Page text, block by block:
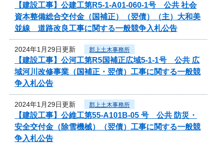
【建設工事】公建工第R5-1-A01-060-1号 公共 社会
資本整備総合交付金（国補正）（翌債）（主）大和美
並線 道路改良工事に関する一般競争入札公告
2024年1月29日更新 郡上土木事務所
【建設工事】公河工第R5国補正広域5-1-1号 公共 広
域河川改修事業（国補正・翌債）工事に関する一般競
争入札公告
2024年1月29日更新 郡上土木事務所
【建設工事】公維工第55-A101B-05 号 公共 防災・
安全交付金（除雪機械）（翌債）工事に関する一般競
争入札公告